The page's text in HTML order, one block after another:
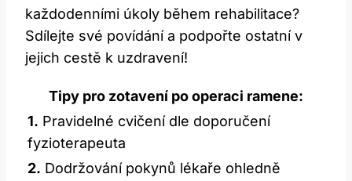
každodenními úkoly během rehabilitace?
Sdílejte své povídání a podpořte ostatní v
jejich cestě k uzdravení!
Tipy pro zotavení po operaci ramene:
1. Pravidelné cvičení dle doporučení
fyzioterapeuta
2. Dodržování pokynů lékaře ohledně